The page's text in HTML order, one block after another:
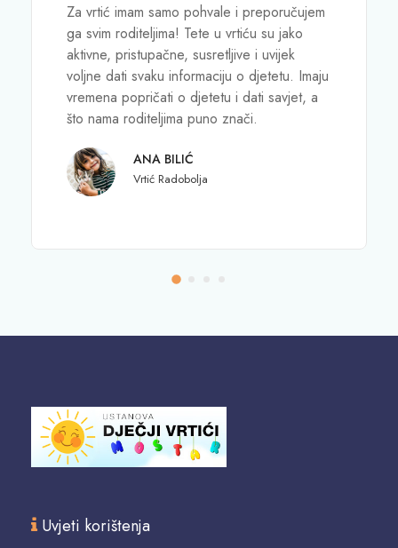
Za vrtić imam samo pohvale i preporučujem
ga svim roditeljima! Tete u vrtiću su jako
aktivne, pristupačne, susretljive i uvijek
voljne dati svaku informaciju o djetetu. Imaju
vremena popričati o djetetu i dati savjet, a
što nama roditeljima puno znači.
ANA BILIĆ
Vrtić Radobolja
Uvjeti korištenja